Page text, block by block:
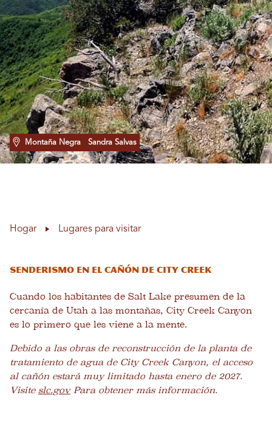
Montaña Negra Sandra Salvas
Hogar Lugares para visitar
Senderismo en el cañón de City Creek
Cuando los habitantes de Salt Lake presumen de la
cercanía de Utah a las montañas, City Creek Canyon
es lo primero que les viene a la mente.
Debido a las obras de reconstrucción de la planta de
tratamiento de agua de City Creek Canyon, el acceso
al cañón estará muy limitado hasta enero de 2027.
Visite slc.govPara obtener más información.